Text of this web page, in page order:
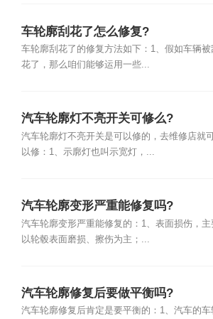
车轮廓刮花了怎么修复?
车轮廓刮花了的修复方法如下：1、假如车辆被
花了，那么咱们能够运用一些...
汽车轮廓灯不亮开关可修么?
汽车轮廓灯不亮开关是可以修的，去维修店就
以修：1、示廓灯也叫示宽灯，...
汽车轮廓变形严重能修复吗?
汽车轮廓变形严重能修复的：1、表面损伤，主
以轮毂表面磨损、擦伤为主；...
汽车轮廓修复后要做平衡吗?
汽车轮廓修复后肯定是要平衡的：1、汽车的车